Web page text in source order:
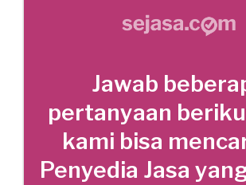
Jawab
pertanyaan
kami bisa
Penyedia Jasa